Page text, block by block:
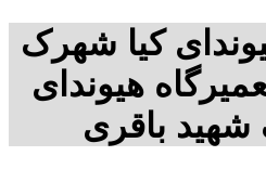
کیا شهرک
هیوندای
باقری